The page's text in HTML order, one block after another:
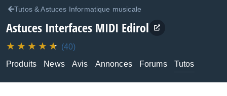
Tutos & Astuces Informatique musicale
Astuces Interfaces MIDI Edirol
(40)
Produits
News Avis Annonces Forums Tutos